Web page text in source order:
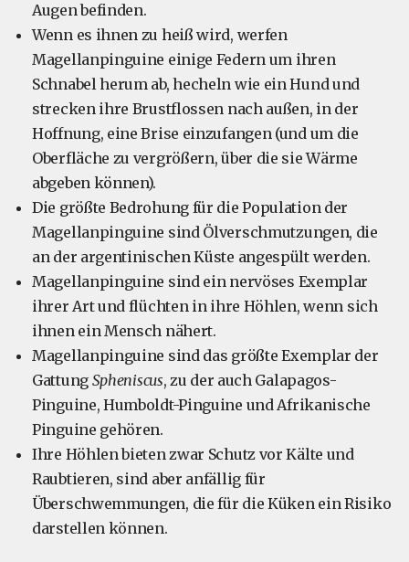
Augen befinden.
Wenn es ihnen zu heiß wird, werfen
Magellanpinguine einige Federn um ihren
Schnabel herum ab, hecheln wie ein Hund und
strecken ihre Brustflossen nach außen, in der
Hoffnung, eine Brise einzufangen (und um die
Oberfläche zu vergrößern, über die sie Wärme
abgeben können).
Die größte Bedrohung für die Population der
Magellanpinguine sind Ölverschmutzungen, die
an der argentinischen Küste angespült werden.
Magellanpinguine sind ein nervöses Exemplar
ihrer Art und flüchten in ihre Höhlen, wenn sich
ihnen ein Mensch nähert.
Magellanpinguine sind das größte Exemplar der
Gattung Spheniscus, zu der auch Galapagos-
Pinguine, Humboldt-Pinguine und Afrikanische
Pinguine gehören.
Ihre Höhlen bieten zwar Schutz vor Kälte und
Raubtieren, sind aber anfällig für
Überschwemmungen, die für die Küken ein Risiko
darstellen können.